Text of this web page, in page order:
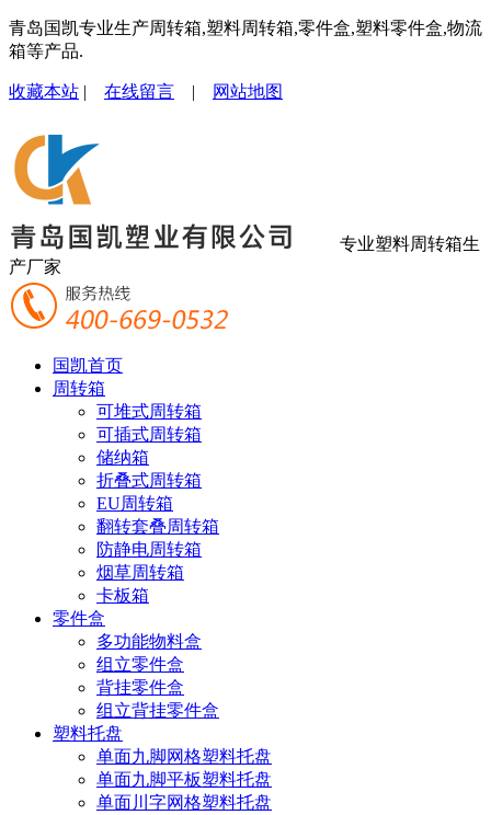
青岛国凯专业生产周转箱,塑料周转箱,零件盒,塑料零件盒,物流
箱等产品.
收藏本站 | 在线留言 | 网站地图
专业塑料周转箱生
产厂家
国凯首页
周转箱
可堆式周转箱
可插式周转箱
储纳箱
折叠式周转箱
EU周转箱
翻转套叠周转箱
防静电周转箱
烟草周转箱
卡板箱
零件盒
多功能物料盒
组立零件盒
背挂零件盒
组立背挂零件盒
塑料托盘
单面九脚网格塑料托盘
单面九脚平板塑料托盘
单面川字网格塑料托盘